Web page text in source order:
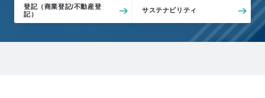
y
ン
登記（商業登記/不動産登
記）
サステナビリティ